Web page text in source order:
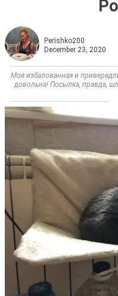
Perishko200
December 23, 2020
Моя избалованная и
довольна! Посылка, правда,